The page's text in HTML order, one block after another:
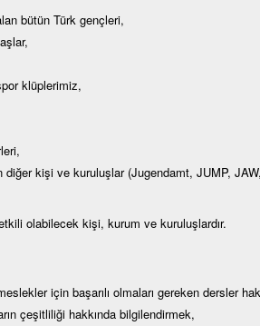
bütün Türk gençleri,
klüplerimiz,
diğer kişi ve kuruluşlar (Jugendamt, JUMP,
olabilecek kişi, kurum ve kuruluşlardır.
için başarılı olmaları gereken dersler
çeşitliliği hakkında bilgilendirmek,